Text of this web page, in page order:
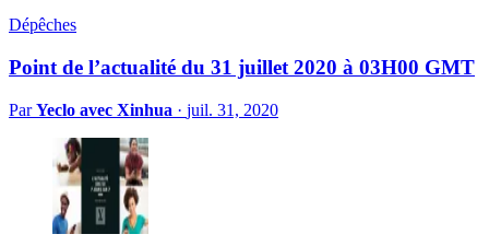
Dépêches
Point de l’actualité du 31 juillet 2020 à 03H00 GMT
ParYeclo avec Xinhua · juil. 31, 2020